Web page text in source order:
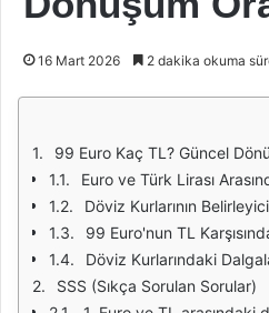
16 Mart 2026 2 dakika okuma
99 Euro Kaç TL? Güncel
Euro ve Türk Lirası
Döviz Kurlarının
99 Euro'nun TL
Döviz Kurlarındaki
SSS (Sıkça Sorulan Sorular)